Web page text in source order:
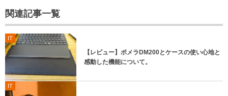
関連記事一覧
IT
【レビュー】ポメラDM200とケースの使い心地と
感動した機能について。
IT